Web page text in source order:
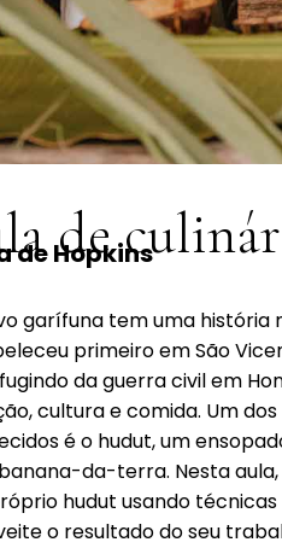
de
de Hopkins
garífuna tem uma história
primeiro em São
fugindo da guerra civil em
cultura e comida. Um
é o hudut, um
da-terra. Nesta
hudut usando
o resultado do seu